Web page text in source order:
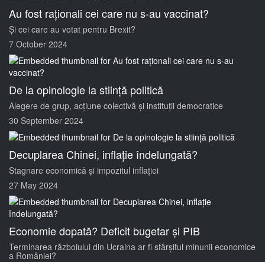
Au fost raționali cei care nu s-au vaccinat?
Și cei care au votat pentru Brexit?
7 October 2024
De la opinologie la stiință politică
Alegere de grup, acțiune colectivă și instituții democratice
30 September 2024
Decuplarea Chinei, inflație îndelungată?
Stagnare economică și impozitul inflației
27 May 2024
Economie dopată? Deficit bugetar și PIB
Terminarea războiului din Ucraina ar fi sfârșitul minunii economice
a României?